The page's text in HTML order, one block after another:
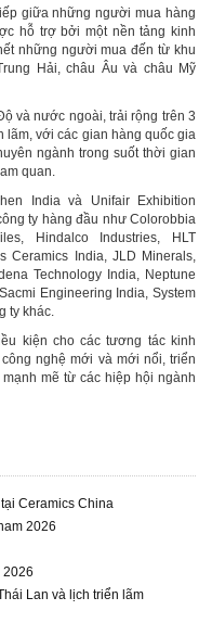
giữa những người mua hàng
hỗ trợ bởi một nền tảng kinh
những người mua đến từ khu
Hải, châu Âu và châu Mỹ
và nước ngoài, trải rộng trên 3
lãm, với các gian hàng quốc gia
ngành trong suốt thời gian
quan.
India và Unifair Exhibition
ty hàng đầu như Colorobbia
Hindalco Industries, HLT
Ceramics India, JLD Minerals,
Technology India, Neptune
Engineering India, System
ty khác.
kiện cho các tương tác kinh
nghệ mới và mới nổi, triển
mẽ từ các hiệp hội ngành
Ceramics China
2026
2026
Lan và lịch triển lãm